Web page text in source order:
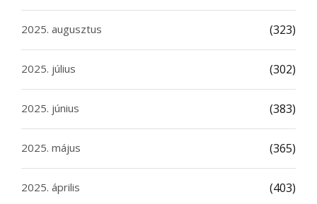
2025. augusztus (323)
2025. július (302)
2025. június (383)
2025. május (365)
2025. április (403)